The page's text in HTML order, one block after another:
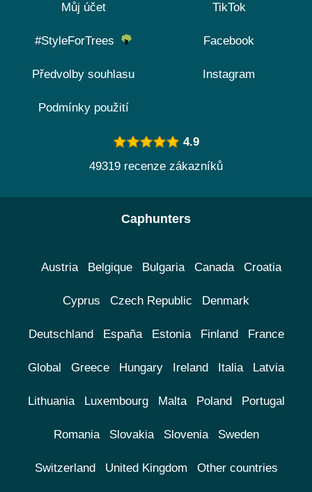
Můj účet
#StyleForTrees
Předvolby souhlasu
Podmínky použití
TikTok
Facebook
Instagram
4.9
49319 recenze zákazníků
Caphunters
Austria Belgique Bulgaria Canada Croatia
Cyprus Czech Republic Denmark
Deutschland España Estonia Finland France
Global Greece Hungary Ireland Italia Latvia
Lithuania Luxembourg Malta Poland Portugal
Romania Slovakia Slovenia Sweden
Switzerland United Kingdom Other countries